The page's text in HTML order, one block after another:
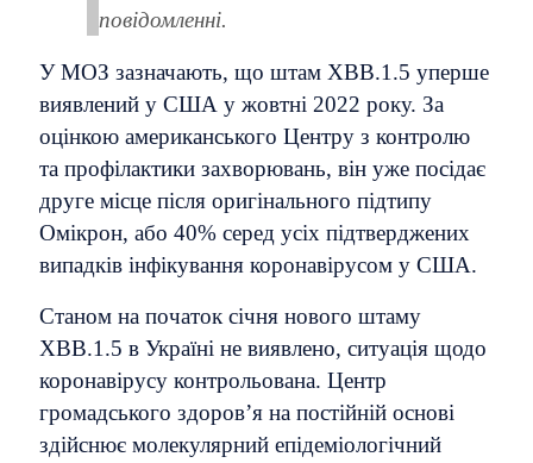
повідомленні.
У МОЗ зазначають, що штам ХВВ.1.5 уперше
виявлений у США у жовтні 2022 року. За
оцінкою американського Центру з контролю
та профілактики захворювань, він уже посідає
друге місце після оригінального підтипу
Омікрон, або 40% серед усіх підтверджених
випадків інфікування коронавірусом у США.
Станом на початок січня нового штаму
ХВВ.1.5 в Україні не виявлено, ситуація щодо
коронавірусу контрольована. Центр
громадського здоровʼя на постійній основі
здійснює молекулярний епідеміологічний